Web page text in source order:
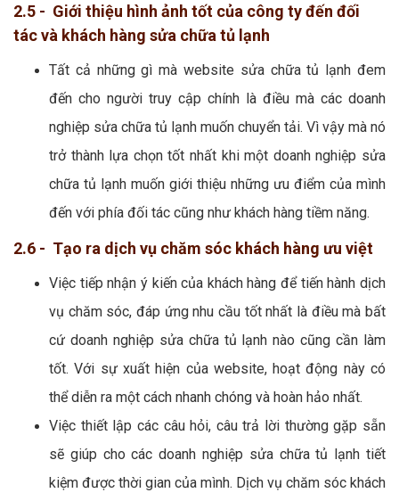
2.5 - Giới thiệu hình ảnh tốt của công ty đến đối
tác và khách hàng sửa chữa tủ lạnh
Tất cả những gì mà website sửa chữa tủ lạnh đem
đến cho người truy cập chính là điều mà các doanh
nghiệp sửa chữa tủ lạnh muốn chuyển tải. Vì vậy mà nó
trở thành lựa chọn tốt nhất khi một doanh nghiệp sửa
chữa tủ lạnh muốn giới thiệu những ưu điểm của mình
đến với phía đối tác cũng như khách hàng tiềm năng.
2.6 - Tạo ra dịch vụ chăm sóc khách hàng ưu việt
Việc tiếp nhận ý kiến của khách hàng để tiến hành dịch
vụ chăm sóc, đáp ứng nhu cầu tốt nhất là điều mà bất
cứ doanh nghiệp sửa chữa tủ lạnh nào cũng cần làm
tốt. Với sự xuất hiện của website, hoạt động này có
thể diễn ra một cách nhanh chóng và hoàn hảo nhất.
Việc thiết lập các câu hỏi, câu trả lời thường gặp sẵn
sẽ giúp cho các doanh nghiệp sửa chữa tủ lạnh tiết
kiệm được thời gian của mình. Dịch vụ chăm sóc khách